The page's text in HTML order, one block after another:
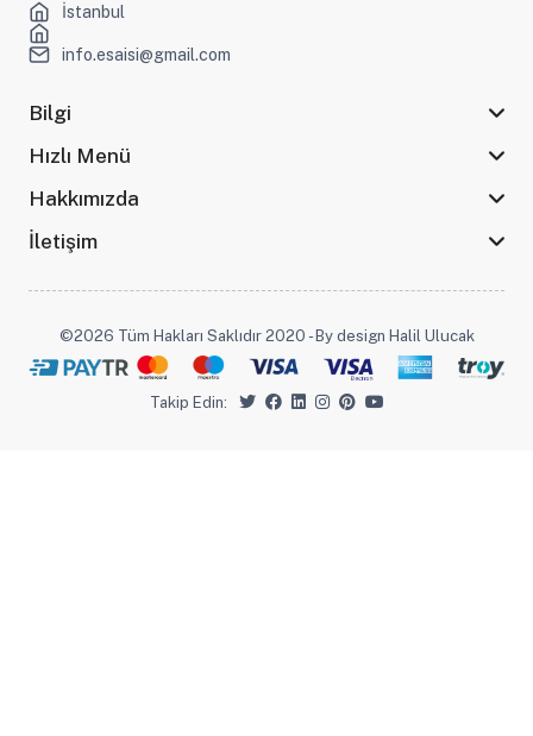
İstanbul
info.esaisi@gmail.com
Bilgi
Hızlı Menü
Hakkımızda
İletişim
©2026 Tüm Hakları Saklıdır 2020 - By design Halil Ulucak
Takip Edin: